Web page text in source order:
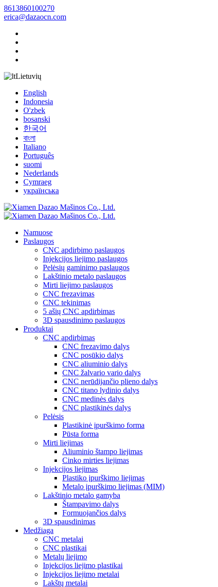
8613860100270
erica@dazaocn.com
Lietuvių
English
Indonesia
O'zbek
bosanski
한국어
বাংলা
Italiano
Português
suomi
Nederlands
Cymraeg
українська
Namuose
Paslaugos
CNC apdirbimo paslaugos
Injekcijos liejimo paslaugos
Pelėsių gaminimo paslaugos
Lakštinio metalo paslaugos
Mirti liejimo paslaugos
CNC frezavimas
CNC tekinimas
5 ašių CNC apdirbimas
3D spausdinimo paslaugos
Produktai
CNC apdirbimas
CNC frezavimo dalys
CNC posūkio dalys
CNC aliuminio dalys
CNC žalvario vario dalys
CNC nerūdijančio plieno dalys
CNC titano lydinio dalys
CNC medinės dalys
CNC plastikinės dalys
Pelėsis
Plastikinė įpurškimo forma
Pūsta forma
Mirti liejimas
Aliuminio štampo liejimas
Cinko mirties liejimas
Injekcijos liejimas
Plastiko įpurškimo liejimas
Metalo įpurškimo liejimas (MIM)
Lakštinio metalo gamyba
Štampavimo dalys
Formuojančios dalys
3D spausdinimas
Medžiaga
CNC metalai
CNC plastikai
Metalų liejimo
Injekcijos liejimo plastikai
Injekcijos liejimo metalai
Lakštų metalai